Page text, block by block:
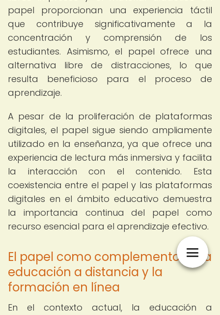
papel proporcionan una experiencia táctil
que contribuye significativamente a la
concentración y comprensión de los
estudiantes. Asimismo, el papel ofrece una
alternativa libre de distracciones, lo que
resulta beneficioso para el proceso de
aprendizaje.
A pesar de la proliferación de plataformas
digitales, el papel sigue siendo ampliamente
utilizado en la enseñanza, ya que ofrece una
experiencia de lectura más inmersiva y facilita
la interacción con el contenido. Esta
coexistencia entre el papel y las plataformas
digitales en el ámbito educativo demuestra
la importancia continua del papel como
recurso esencial para el aprendizaje efectivo.
El papel como complemento en la
educación a distancia y la
formación en línea
En el contexto actual, la educación a